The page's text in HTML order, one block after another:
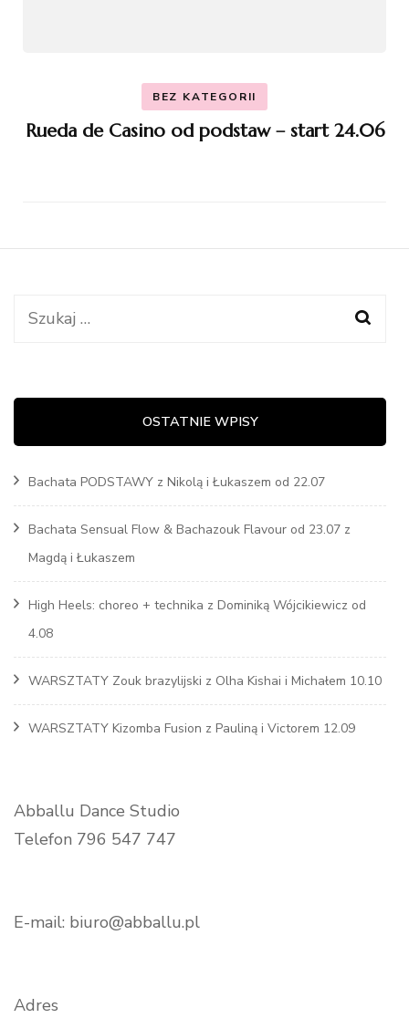
BEZ KATEGORII
Rueda de Casino od podstaw – start 24.06
Szukaj:
OSTATNIE WPISY
Bachata PODSTAWY z Nikolą i Łukaszem od 22.07
Bachata Sensual Flow & Bachazouk Flavour od 23.07 z
Magdą i Łukaszem
High Heels: choreo + technika z Dominiką Wójcikiewicz od
4.08
WARSZTATY Zouk brazylijski z Olha Kishai i Michałem 10.10
WARSZTATY Kizomba Fusion z Pauliną i Victorem 12.09
Abballu Dance Studio
Telefon 796 547 747
E-mail: biuro@abballu.pl
Adres